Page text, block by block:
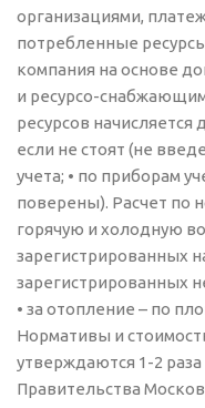
организациями,
потребленные
компания на основе
и ресурсо-
ресурсов начисляется
если не стоят (не
учета; • по приборам
поверены). Расчет по
горячую и холодную
зарегистрированных
зарегистрированных
• за отопление – по
Нормативы и
утверждаются 1-2
Правительства